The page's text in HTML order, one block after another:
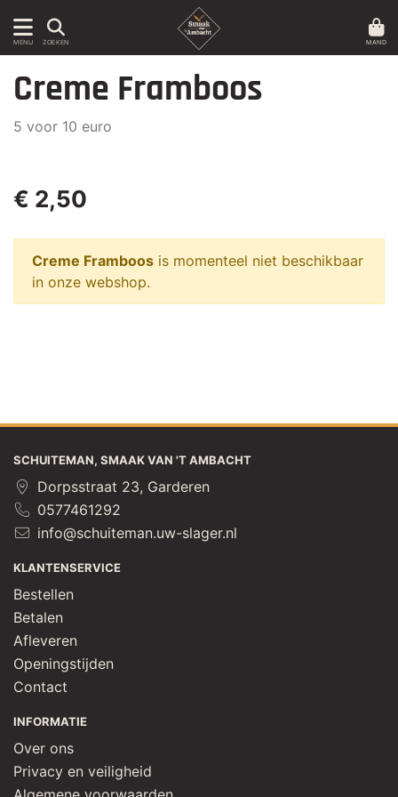
MENU ZOEKEN MAND
Creme Framboos
5 voor 10 euro
€ 2,50
Creme Framboos is momenteel niet beschikbaar
in onze webshop.
SCHUITEMAN, SMAAK VAN 'T AMBACHT
Dorpsstraat 23, Garderen
0577461292
info@schuiteman.uw-slager.nl
KLANTENSERVICE
Bestellen
Betalen
Afleveren
Openingstijden
Contact
INFORMATIE
Over ons
Privacy en veiligheid